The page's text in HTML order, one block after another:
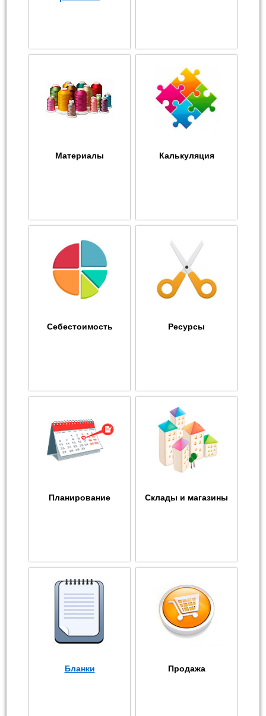
Материалы Калькуляция
Себестоимость Ресурсы
Планирование Склады и магазины
Бланки Продажа